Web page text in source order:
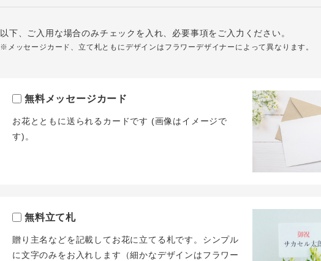
以下、ご入用な場合のみチェックを入れ、必要事項をご入力ください。
※メッセージカード、立て札ともにデザインはフラワーデザイナーによって異なります。
無料メッセージカード
お花とともに送られるカードです (画像はイメージで
す)。
無料立て札
贈り主名などを記載してお花に立てる札です。シンプル
に文字のみをお入れします（細かなデザインはフラワー